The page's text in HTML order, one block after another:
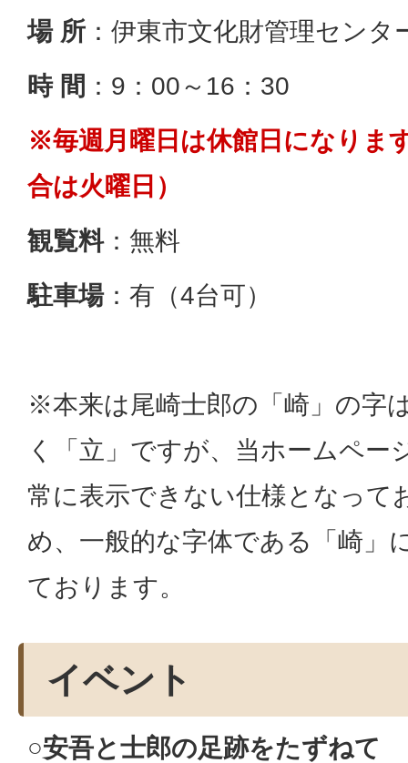
場 所 ：伊東市文化財管理セン
時 間 ：9：00～16：30
※毎週月曜日は休館日になりま
合は火曜日）
観覧料：無料
駐車場：有（4台可）
※本来は尾崎士郎の「崎」の字
く「立」ですが、当ホームペー
常に表示できない仕様となって
め、一般的な字体である「崎」
ております。
イベント
○安吾と士郎の足跡をたずねて